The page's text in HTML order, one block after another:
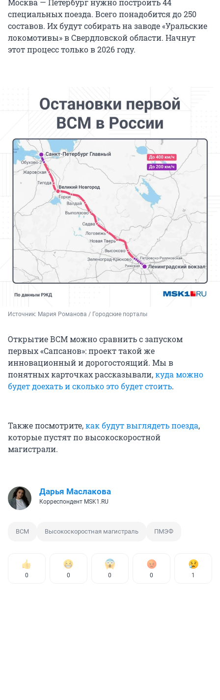
Москва — Петербург нужно построить 44
специальных поезда. Всего понадобится до 250
составов. Их будут собирать на заводе «Уральские
локомотивы» в Свердловской области. Начнут
этот процесс только в 2026 году.
Источник: Мария Романова / Городские порталы
Открытие ВСМ можно сравнить с запуском
первых «Сапсанов»: проект такой же
инновационный и дорогостоящий. Мы в
понятных карточках рассказывали,куда можно
будет доехать и сколько это будет стоить.
Также посмотрите,как будут выглядеть поезда,
которые пустят по высокоскоростной
магистрали.
Дарья Маслакова
Корреспондент MSK1.RU
ВСМ Высокоскоростная магистраль ПМЭФ
0 0 0 0 1